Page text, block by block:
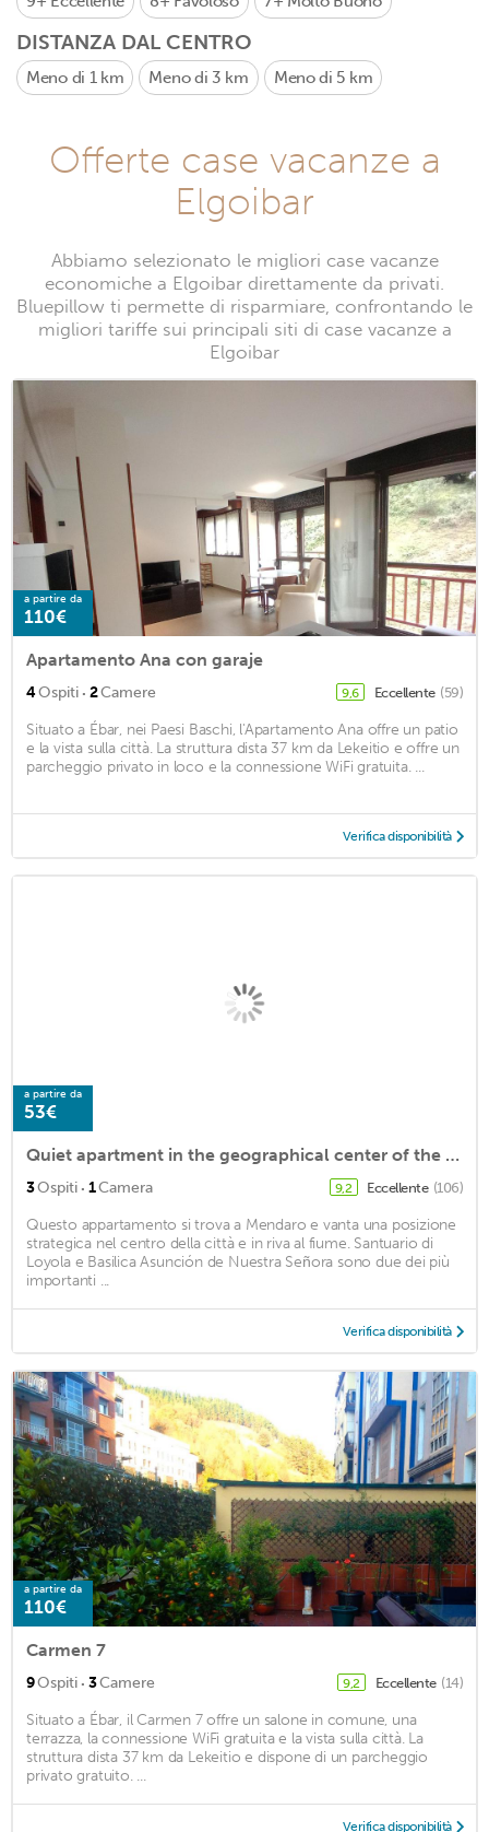
DISTANZA DAL CENTRO
Meno di 1 km Meno di 3 km Meno di 5 km
Offerte case vacanze a
Elgoibar
Abbiamo selezionato le migliori case vacanze
economiche a Elgoibar direttamente da privati.
Bluepillow ti permette di risparmiare, confrontando le
migliori tariffe sui principali siti di case vacanze a
Elgoibar
a partire da
110€
Apartamento Ana con garaje
4Ospiti · 2Camere 9,6 Eccellente (59)
Situato a Ébar, nei Paesi Baschi, l'Apartamento Ana offre un patio
e la vista sulla città. La struttura dista 37 km da Lekeitio e offre un
parcheggio privato in loco e la connessione WiFi gratuita. ...
Verifica disponibilità
a partire da
53€
Quiet apartment in the geographical center of the Basque Country
3Ospiti · 1Camera 9,2 Eccellente (106)
Questo appartamento si trova a Mendaro e vanta una posizione
strategica nel centro della città e in riva al fiume. Santuario di
Loyola e Basilica Asunción de Nuestra Señora sono due dei più
importanti ...
Verifica disponibilità
a partire da
110€
Carmen 7
9Ospiti · 3Camere 9,2 Eccellente (14)
Situato a Ébar, il Carmen 7 offre un salone in comune, una
terrazza, la connessione WiFi gratuita e la vista sulla città. La
struttura dista 37 km da Lekeitio e dispone di un parcheggio
privato gratuito. ...
Verifica disponibilità